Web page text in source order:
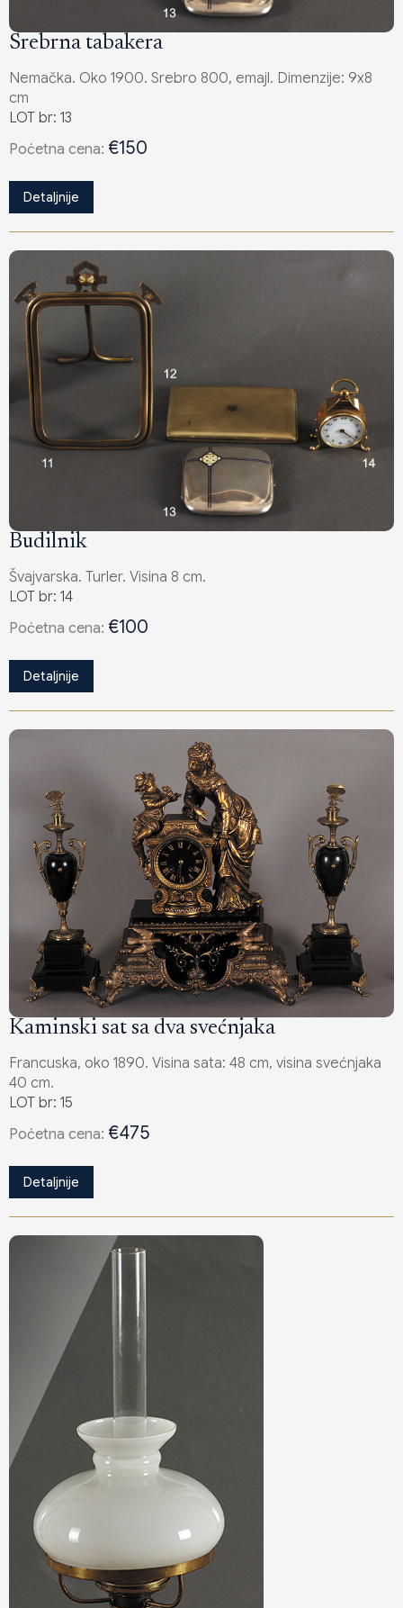
Srebrna tabakera
Nemačka. Oko 1900. Srebro 800, emajl. Dimenzije: 9x8
cm
LOT br: 13
Poċetna cena: €150
Detaljnije
Budilnik
Švajvarska. Turler. Visina 8 cm.
LOT br: 14
Poċetna cena: €100
Detaljnije
Kaminski sat sa dva svećnjaka
Francuska, oko 1890. Visina sata: 48 cm, visina svećnjaka
40 cm.
LOT br: 15
Poċetna cena: €475
Detaljnije